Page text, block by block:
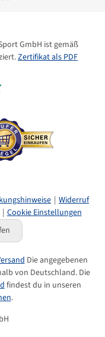
GmbH ist gemäß
Zertifikat als PDF
Widerruf
Cookie Einstellungen
Die angegebenen
von Deutschland. Die
findest du in unseren
.